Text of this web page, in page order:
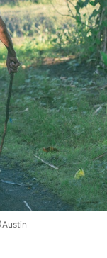
Austin